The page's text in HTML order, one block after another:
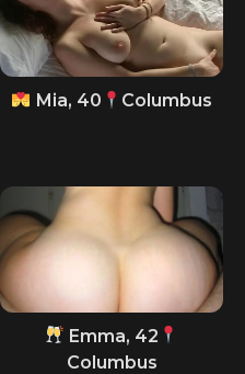
Mia, 40 Columbus
Emma, 42
Columbus